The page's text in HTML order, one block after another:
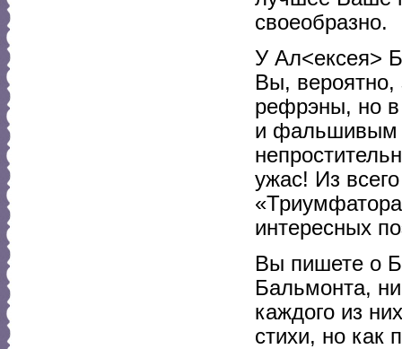
своеобразно.
У Ал<ексея>
Вы, вероятно,
рефрэны, но
и фальшивым
ужас! Из
интересных
Вы пишете о
Бальмонта,
каждого из
стихи, но как